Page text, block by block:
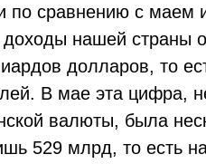
по сравнению с маем и
нашей страны
долларов, то
В мае эта цифра,
валюты, была
529 млрд, то есть